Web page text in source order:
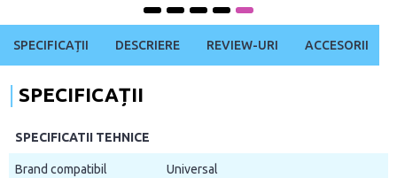
SPECIFICAȚII DESCRIERE REVIEW-URI ACCESORII
SPECIFICAȚII
SPECIFICATII TEHNICE
Brand compatibil Universal